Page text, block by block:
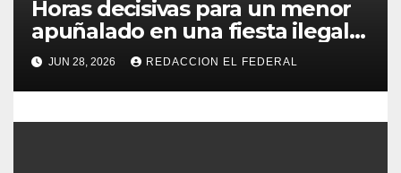
e
n
t
r
Horas decisivas para un menor
apuñalado en una fiesta ilegal
con más de 500 asistentes en
Chilecito
JUN 28, 2026 REDACCION EL FEDERAL